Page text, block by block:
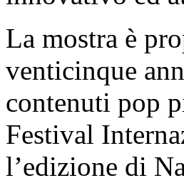
La mostra è
venticinque
contenuti pop
Festival
l’edizione di